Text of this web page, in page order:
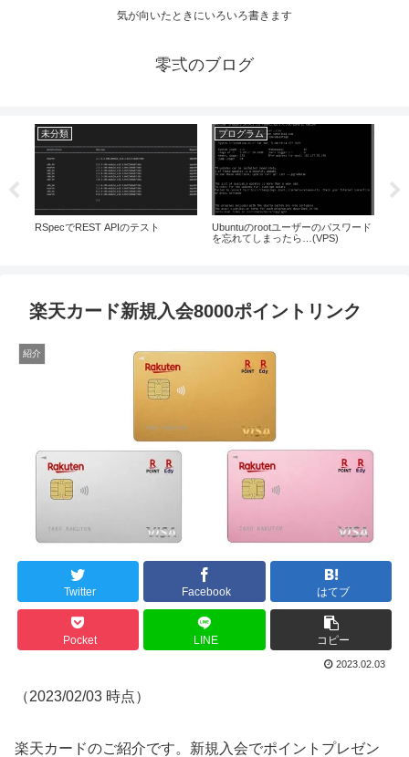
気が向いたときにいろいろ書きます
零弍のブログ
未分類
RSpecでREST APIのテスト
プログラム
Ubuntuのrootユーザーのパスワード
を忘れてしまったら…(VPS)
楽天カード新規入会8000ポイントリンク
紹介
Twitter Facebook はてブ
Pocket LINE コピー
2023.02.03
（2023/02/03 時点）
楽天カードのご紹介です。新規入会でポイントプレゼン